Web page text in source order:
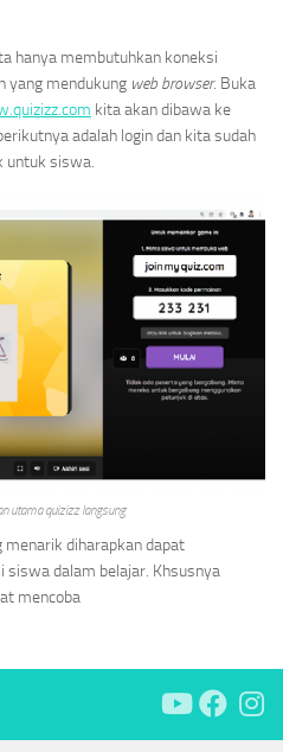
hanya membutuhkan koneksi
yang mendukung web browser. Buka
kita akan dibawa ke
adalah login dan kita sudah
untuk siswa.
utama quizizz langsung
menarik diharapkan dapat
dalam belajar. Khsusnya
mencoba